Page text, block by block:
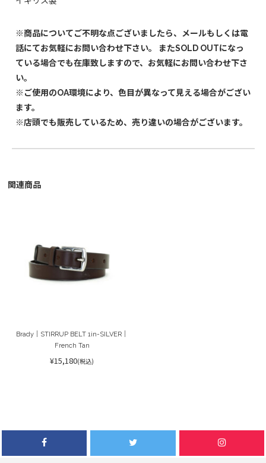
※商品についてご不明な点ございましたら、メールもしくは電
話にてお気軽にお問い合わせ下さい。 またSOLD OUTになっ
ている場合でも在庫致しますので、お気軽にお問い合わせ下さ
い。
※ご使用のOA環境により、色目が異なって見える場合がござい
ます。
※店頭でも販売しているため、売り違いの場合がございます。
関連商品
Brady｜STIRRUP BELT 1in-SILVER｜
French Tan
¥15,180(税込)